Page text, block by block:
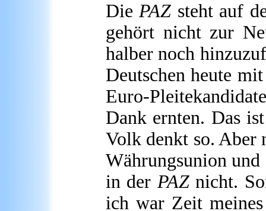
DiePAZ steht auf
gehört nicht zur
halber noch
Deutschen heute
Euro-
Dank ernten. Das
Volk denkt so. Aber
Währungsunion
in der PAZnicht.
ich war Zeit